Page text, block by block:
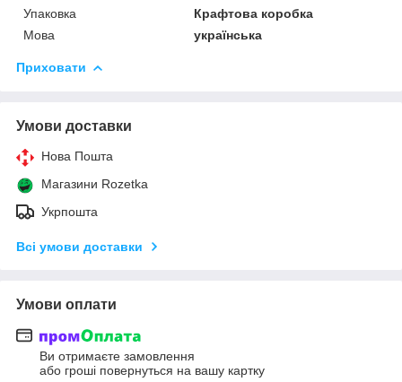
Упаковка
Крафтова коробка
Мова
українська
Приховати
Умови доставки
Нова Пошта
Магазини Rozetka
Укрпошта
Всі умови доставки
Умови оплати
Ви отримаєте замовлення
або гроші повернуться на вашу картку